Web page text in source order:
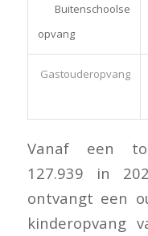
Buitenschoolse
opvang
Gastouderopvang
Vanaf een
127.939 in
ontvangt een
kinderopvang